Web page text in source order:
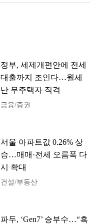
정부, 세제개편안에 전세
대출까지 조인다…월세
난 무주택자 직격
금융/증권
서울 아파트값 0.26% 상
승…매매·전세 오름폭 다
시 확대
건설/부동산
파두, ‘Gen7’ 승부수…“흑